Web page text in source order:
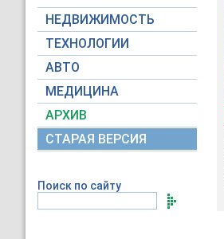
НЕДВИЖИМОСТЬ
ТЕХНОЛОГИИ
АВТО
МЕДИЦИНА
АРХИВ
СТАРАЯ ВЕРСИЯ
Поиск по сайту